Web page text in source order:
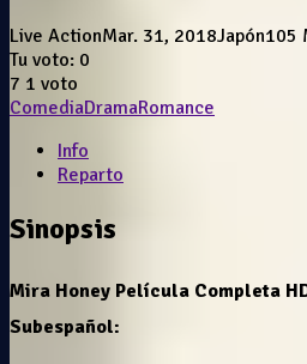
Live ActionMar. 31, 2018Japón105
Tu voto: 0
7 1 voto
ComediaDramaRomance
Info
Reparto
Sinopsis
Mira Honey Película Completa
Subespañol: